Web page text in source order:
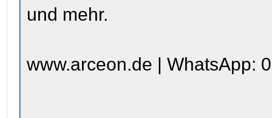
und mehr.
www.arceon.de | WhatsApp: